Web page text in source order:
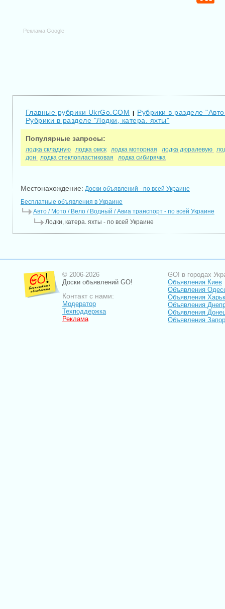
Реклама Google
Главные рубрики UkrGo.COM | Рубрики в разделе
Рубрики в разделе "Лодки, катера. яхты"
Популярные запросы:
лодка складную лодка омск лодка моторная лодка дюралевую
дон
лодка стеклопластиковая лодка сибирячка
Местонахождение: Доски объявлений - по всей Украине
Бесплатные объявления в Украине
Авто / Мото / Вело / Водный / Авиа транспорт - по всей Украине
Лодки, катера. яхты - по всей Украине
© 2006-2026
Доски объявлений GO!
Контакт с нами:
Модератор
Техподдержка
Реклама
GO! в городах
Объявления Киев
Объявления
Объявления
Объявления
Объявления
Объявления